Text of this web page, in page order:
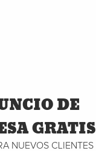
DE
GRATIS
NUEVOS CLIENTES